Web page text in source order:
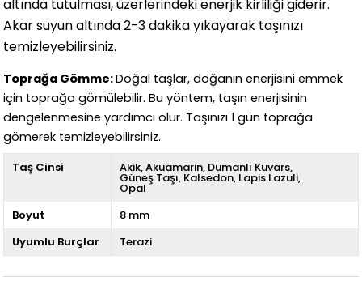
altında tutulması, üzerlerindeki enerjik kirliliği giderir.
Akar suyun altında 2-3 dakika yıkayarak taşınızı
temizleyebilirsiniz.
Toprağa Gömme:Doğal taşlar, doğanın enerjisini emmek
için toprağa gömülebilir. Bu yöntem, taşın enerjisinin
dengelenmesine yardımcı olur. Taşınızı 1 gün toprağa
gömerek temizleyebilirsiniz.
Taş Cinsi Akik Akuamarin Dumanlı Kuvars
Güneş Taşı Kalsedon Lapis Lazuli
Opal
Boyut
8 mm
Uyumlu Burçlar
Terazi